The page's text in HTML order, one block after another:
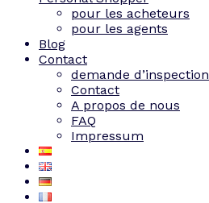
pour les acheteurs
pour les agents
Blog
Contact
demande d’inspection
Contact
A propos de nous
FAQ
Impressum